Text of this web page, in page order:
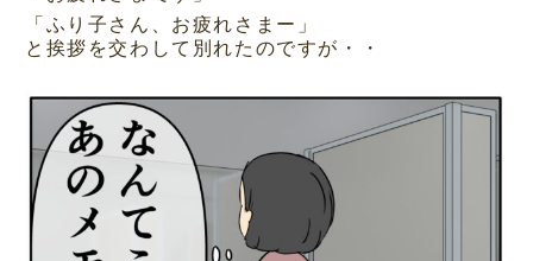
「ふり子さん、お疲れさまー」
と挨拶を交わして別れたのですが・・